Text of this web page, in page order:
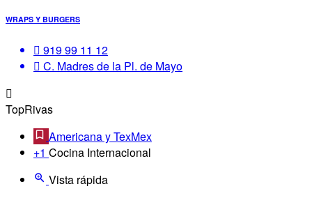
WRAPS Y BURGERS
919 99 11 12
C. Madres de la Pl. de Mayo
TopRivas
Americana y TexMex
+1 Cocina Internacional
Vista rápida